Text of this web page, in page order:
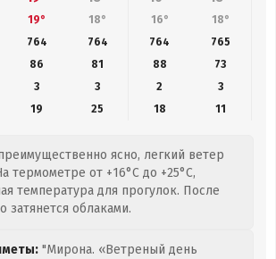
19° 18° 16° 18°
764
764 764 765
86
81 88 73
3
3 2
3
19
25 18 11
ясно, легкий ветер
термометре от +16°C до +25°C,
температура для прогулок. После
затянется облаками.
"Мирона. «Ветреный день